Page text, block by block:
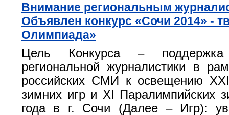
Внимание региональным
Объявлен конкурс «Сочи 2014» -
Олимпиада»
Цель Конкурса –
региональной журналистики в
российских СМИ к освещению
зимних игр и XI Паралимпийских
года в г. Сочи (Далее – Игр):